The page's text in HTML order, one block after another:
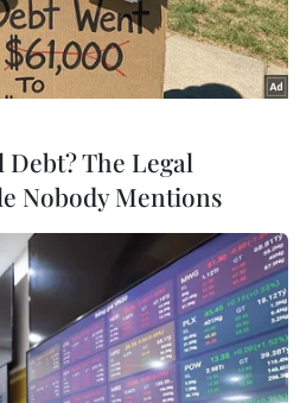
sẽ rời Gibraltar bất
vận hành tàu chở dầu Grace 1
chuẩn bị hậu cần đang được
The Legal
Nobody Mentions